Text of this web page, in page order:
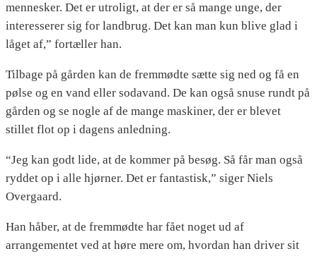
mennesker. Det er utroligt, at der er så mange unge, der
interesserer sig for landbrug. Det kan man kun blive glad i
låget af,” fortæller han.
Tilbage på gården kan de fremmødte sætte sig ned og få en
pølse og en vand eller sodavand. De kan også snuse rundt på
gården og se nogle af de mange maskiner, der er blevet
stillet flot op i dagens anledning.
“Jeg kan godt lide, at de kommer på besøg. Så får man også
ryddet op i alle hjørner. Det er fantastisk,” siger Niels
Overgaard.
Han håber, at de fremmødte har fået noget ud af
arrangementet ved at høre mere om, hvordan han driver sit